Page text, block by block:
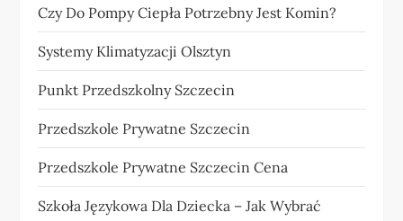
Czy Do Pompy Ciepła Potrzebny Jest Komin?
Systemy Klimatyzacji Olsztyn
Punkt Przedszkolny Szczecin
Przedszkole Prywatne Szczecin
Przedszkole Prywatne Szczecin Cena
Szkoła Językowa Dla Dziecka – Jak Wybrać